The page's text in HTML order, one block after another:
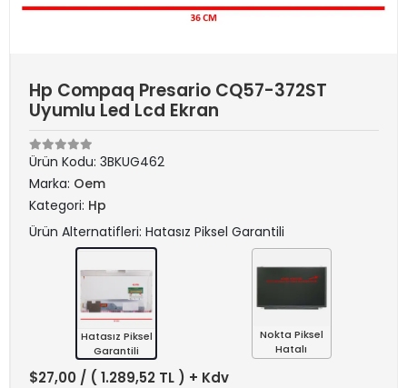
Hp Compaq Presario CQ57-372ST
Uyumlu Led Lcd Ekran
Ürün Kodu: 3BKUG462
Marka: Oem
Kategori: Hp
Ürün Alternatifleri: Hatasız Piksel Garantili
Hatasız Piksel
Garantili
Nokta Piksel
Hatalı
$27,00 / ( 1.289,52 TL ) + Kdv